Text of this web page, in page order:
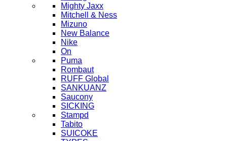
Mighty Jaxx
Mitchell & Ness
Mizuno
New Balance
Nike
On
Puma
Rombaut
RUFF Global
SANKUANZ
Saucony
SICKING
Stampd
Tabito
SUICOKE